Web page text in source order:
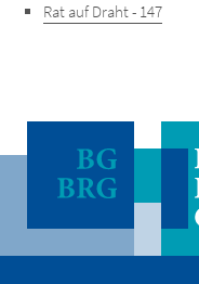
Rat auf Draht - 147